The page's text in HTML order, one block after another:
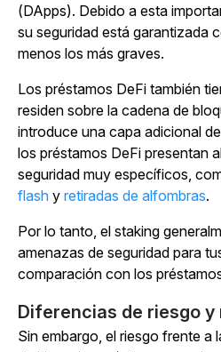
(DApps). Debido a esta
su seguridad está garantizada
menos los más graves.
Los préstamos DeFi también
residen sobre la cadena de
introduce una capa adicional
los préstamos DeFi presentan
seguridad muy específicos,
flash y retiradas de alfombras.
Por lo tanto, el staking
amenazas de seguridad para
comparación con los
Diferencias de riesgo y
Sin embargo, el riesgo frente a